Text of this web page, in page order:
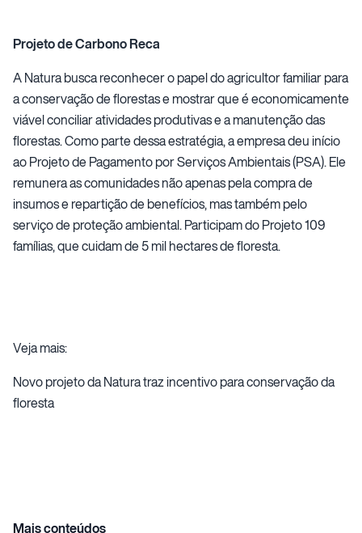
Projeto de Carbono Reca
A Natura busca reconhecer o papel do agricultor familiar para
a conservação de florestas e mostrar que é economicamente
viável conciliar atividades produtivas e a manutenção das
florestas. Como parte dessa estratégia, a empresa deu início
ao Projeto de Pagamento por Serviços Ambientais (PSA). Ele
remunera as comunidades não apenas pela compra de
insumos e repartição de benefícios, mas também pelo
serviço de proteção ambiental. Participam do Projeto 109
famílias, que cuidam de 5 mil hectares de floresta.
Veja mais:
Novo projeto da Natura traz incentivo para conservação da
floresta
Mais conteúdos